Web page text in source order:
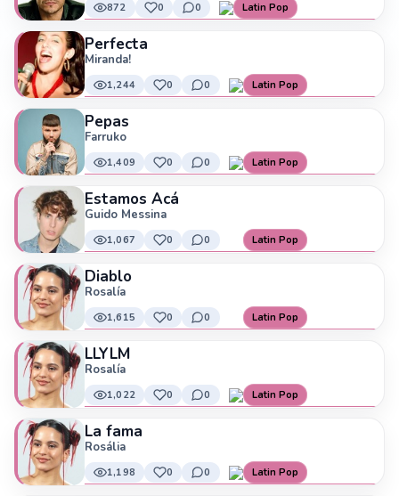
872 0 0 Latin Pop
Perfecta
Miranda!
1,244 0 0 Latin Pop
Pepas
Farruko
1,409 0 0 Latin Pop
Estamos Acá
Guido Messina
1,067 0 0 Latin Pop
Diablo
Rosalía
1,615 0 0 Latin Pop
LLYLM
Rosalía
1,022 0 0 Latin Pop
La fama
Rosália
1,198 0 0 Latin Pop